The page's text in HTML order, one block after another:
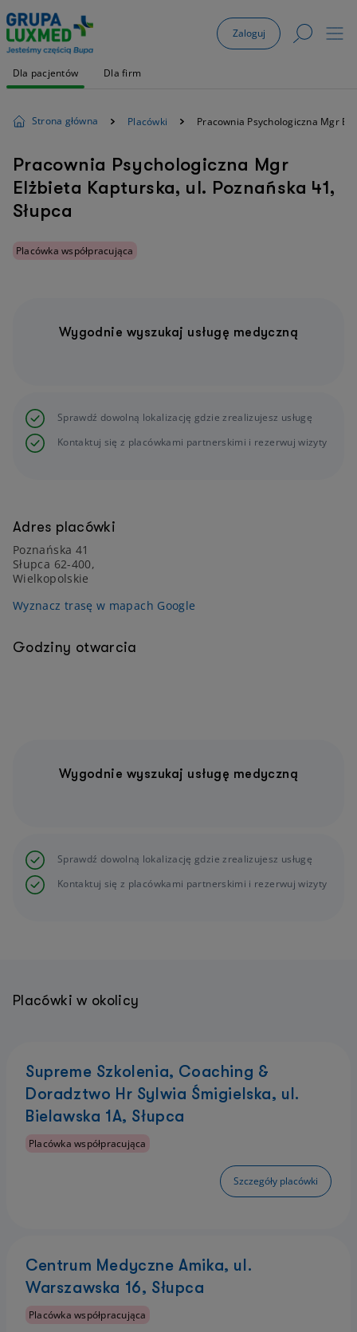
Zaloguj
Dla pacjentów Dla firm
Strona główna Placówki Pracownia Psychologiczna Mgr
Pracownia Psychologiczna Mgr
Elżbieta Kapturska, ul. Poznańska 41,
Słupca
Placówka współpracująca
Adres placówki
Poznańska 41
Słupca 62-400,
Wielkopolskie
Wyznacz trasę w mapach Google
Godziny otwarcia
Wygodnie wyszukaj usługę medyczną
Sprawdź dowolną lokalizację gdzie zrealizujesz usługę
Kontaktuj się z placówkami partnerskimi i rezerwuj wizyty
Wygodnie wyszukaj usługę medyczną
Sprawdź dowolną lokalizację gdzie zrealizujesz usługę
Kontaktuj się z placówkami partnerskimi i rezerwuj wizyty
Placówki w okolicy
Supreme Szkolenia, Coaching &
Doradztwo Hr Sylwia Śmigielska, ul.
Bielawska 1A, Słupca
Placówka współpracująca
Szczegóły placówki
Centrum Medyczne Amika, ul.
Warszawska 16, Słupca
Placówka współpracująca